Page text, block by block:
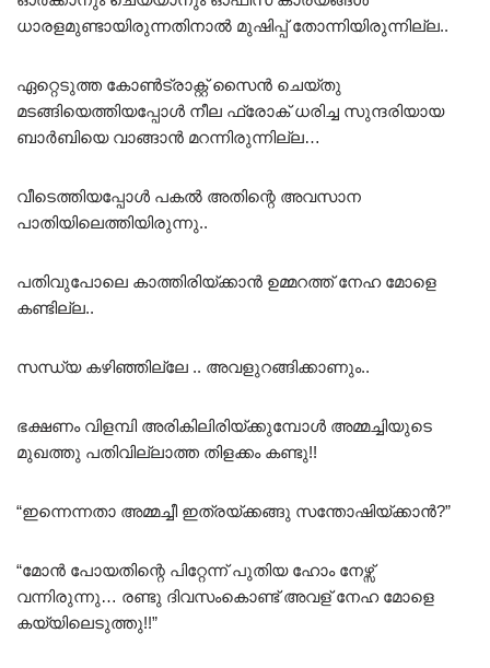
ധാരളമുണ്ടായിരുന്നതിനാൽ മുഷിപ്പ് തോന്നിയിരുന്നില്ല..
ഏറ്റെടുത്ത കോൺട്രാക്റ്റ് സൈൻ ചെയ്തു
മടങ്ങിയെത്തിയപ്പോൾ നീല ഫ്രോക് ധരിച്ച സുന്ദരിയായ
ബാർബിയെ വാങ്ങാൻ മറന്നിരുന്നില്ല…
വീടെത്തിയപ്പോൾ പകൽ അതിന്റെ അവസാന
പാതിയിലെത്തിയിരുന്നു..
പതിവുപോലെ കാത്തിരിയ്ക്കാൻ ഉമ്മറത്ത് നേഹ മോളെ
കണ്ടില്ല..
സന്ധ്യ കഴിഞ്ഞില്ലേ .. അവളുറങ്ങിക്കാണും..
ഭക്ഷണം വിളമ്പി അരികിലിരിയ്ക്കുമ്പോൾ അമ്മച്ചിയുടെ
മുഖത്തു പതിവില്ലാത്ത തിളക്കം കണ്ടു!!
“ഇന്നെന്നതാ അമ്മച്ചീ ഇത്രയ്ക്കങ്ങു സന്തോഷിയ്ക്കാൻ?”
“മോൻ പോയതിന്റെ പിറ്റേന്ന് പുതിയ ഹോം നേഴ്സ്
വന്നിരുന്നു… രണ്ടു ദിവസംകൊണ്ട് അവള് നേഹ മോളെ
കയ്യിലെടുത്തു!!”